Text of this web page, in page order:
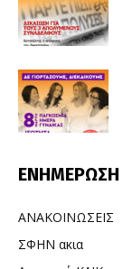
ΕΝΗΜΕΡΩΣΗ
ΑΝΑΚΟΙΝΩΣΕΙΣ
ΣΦΗΝ ακια